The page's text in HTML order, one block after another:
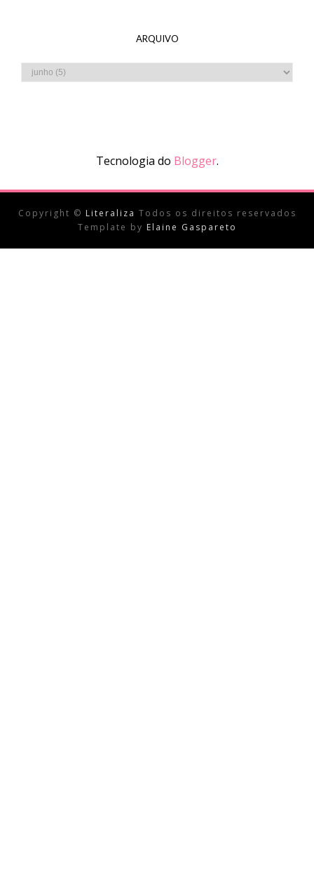
ARQUIVO
Tecnologia do Blogger.
Copyright © Literaliza Todos os direitos reservados
Template by Elaine Gaspareto